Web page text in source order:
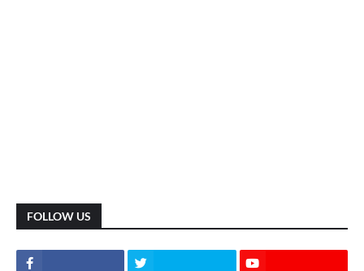
FOLLOW US